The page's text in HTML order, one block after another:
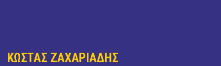
ΚΩΣΤΑΣ ΖΑΧΑΡΙΑΔΗΣ